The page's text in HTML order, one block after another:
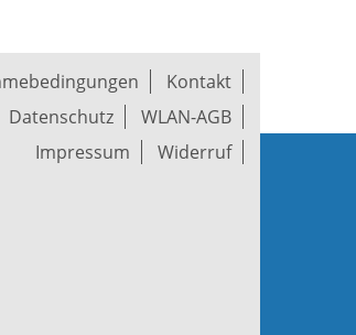
Kontakt
Datenschutz
WLAN-AGB
Impressum
Widerruf